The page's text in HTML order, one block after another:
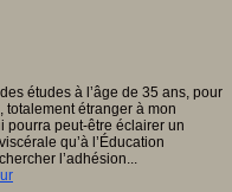
études à l’âge de 35 ans, pour
totalement étranger à mon
pourra peut-être éclairer un
qu’à l’Éducation
l’adhésion...